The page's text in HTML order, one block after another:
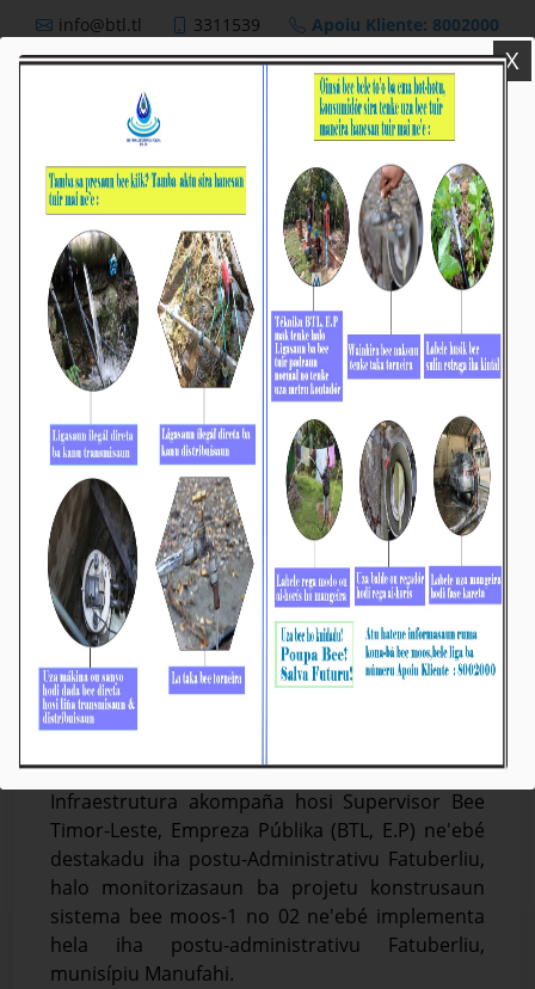
info@btl.tl 3311539 Apoiu Kliente: 8002000
Fatuberliu: Projetu Konstrusaun Bee Moos
Faze-1 Atinji ona 50% & Faze-2 Foin 25%
Média_BTL, E.P
tinan ne'e, Enjeñeiru hosi Departamentu
Infraestrutura akompaña hosi Supervisor Bee
Timor-Leste, Empreza Públika (BTL, E.P) ne'ebé
destakadu iha postu-Administrativu Fatuberliu,
halo monitorizasaun ba projetu konstrusaun
sistema bee moos-1 no 02 ne'ebé implementa
hela iha postu-administrativu Fatuberliu,
munisípiu Manufahi.
X